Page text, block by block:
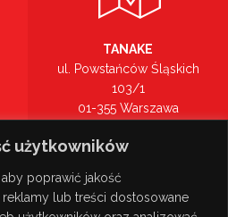
użytkowników
poprawić jakość
lub treści dostosowane
TANAKE
ul. Powstańców Śląskich
103/1
01-355 Warszawa
Zobacz na mapie >